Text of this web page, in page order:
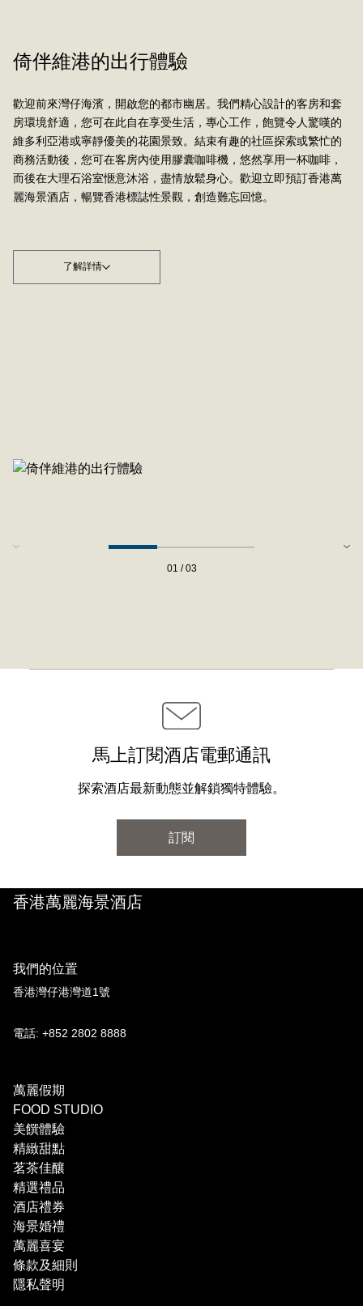
倚伴維港的出行體驗
歡迎前來灣仔海濱，開啟您的都市幽居。我們精心設計的客房和套
房環境舒適，您可在此自在享受生活，專心工作，飽覽令人驚嘆的
維多利亞港或寧靜優美的花園景致。結束有趣的社區探索或繁忙的
商務活動後，您可在客房內使用膠囊咖啡機，悠然享用一杯咖啡，
而後在大理石浴室愜意沐浴，盡情放鬆身心。歡迎立即預訂香港萬
麗海景酒店，暢覽香港標誌性景觀，創造難忘回憶。
了解詳情
了解詳情
了解詳情
01 / 03
馬上訂閱酒店電郵通訊
探索酒店最新動態並解鎖獨特體驗。
訂閱
香港萬麗海景酒店
我們的位置
香港灣仔港灣道1號
電話: +852 2802 8888
萬麗假期
FOOD STUDIO
美饌體驗
精緻甜點
茗茶佳釀
精選禮品
酒店禮券
海景婚禮
萬麗喜宴
條款及細則
隱私聲明